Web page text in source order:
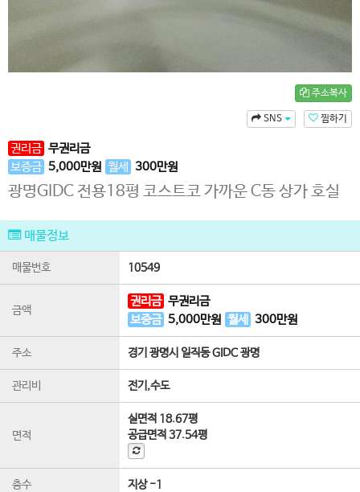
주소복사
찜하기
SNS
권리금 무권리금
보증금 5,000만원 월세 300만원
광명GIDC 전용18평 코스트코 가까운 C동 상가 호실
매물정보
매물번호 10549
금액
권리금 무권리금
보증금 5,000만원 월세 300만원
주소 경기 광명시 일직동 GIDC 광명
관리비 전기,수도
면적
실면적 18.67평
공급면적37.54평
층수 지상 -1